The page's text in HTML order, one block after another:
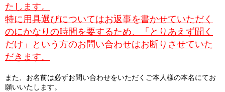
たします。
特に用具選びについてはお返事を書かせていただく
のにかなりの時間を要するため、「とりあえず聞く
だけ」という方のお問い合わせはお断りさせていた
だきます。
また、お名前は必ずお問い合わせをいただくご本人様の本名にてお
願いいたします。